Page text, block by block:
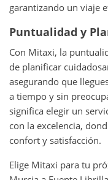
garantizando un viaje
Puntualidad y
Con Mitaxi, la
de planificar
asegurando que
a tiempo y sin
significa elegir un
con la excelencia,
confort y satisfacción.
Elige Mitaxi para tu